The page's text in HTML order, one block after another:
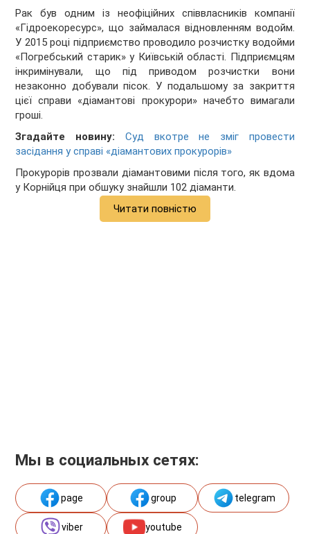
Рак був одним із неофіційних співвласників компанії
«Гідроекоресурс», що займалася відновленням водойм.
У 2015 році підприємство проводило розчистку водойми
«Погребський старик» у Київській області. Підприємцям
інкримінували, що під приводом розчистки вони
незаконно добували пісок. У подальшому за закриття
цієї справи «діамантові прокурори» начебто вимагали
гроші.
Згадайте новину: Суд вкотре не зміг провести
засідання у справі «діамантових прокурорів»
Прокурорів прозвали діамантовими після того, як вдома
у Корнійця при обшуку знайшли 102 діаманти.
Читати повністю
Мы в социальных сетях:
page group telegram
viber youtube